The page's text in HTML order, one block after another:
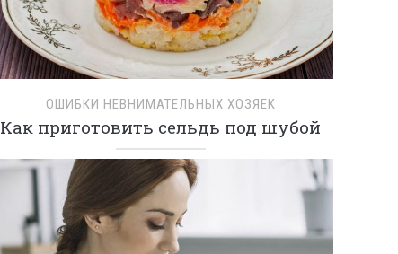
ОШИБКИ НЕВНИМАТЕЛЬНЫХ ХОЗЯЕК
Как приготовить сельдь под шубой